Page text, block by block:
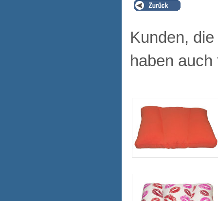
Kunden,
haben